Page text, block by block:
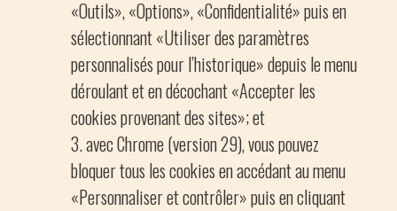
«Outils», «Options», «Confidentialité» puis en
sélectionnant «Utiliser des paramètres
personnalisés pour l’historique» depuis le menu
déroulant et en décochant «Accepter les
cookies provenant des sites»; et
avec Chrome (version 29), vous pouvez
bloquer tous les cookies en accédant au menu
«Personnaliser et contrôler» puis en cliquant